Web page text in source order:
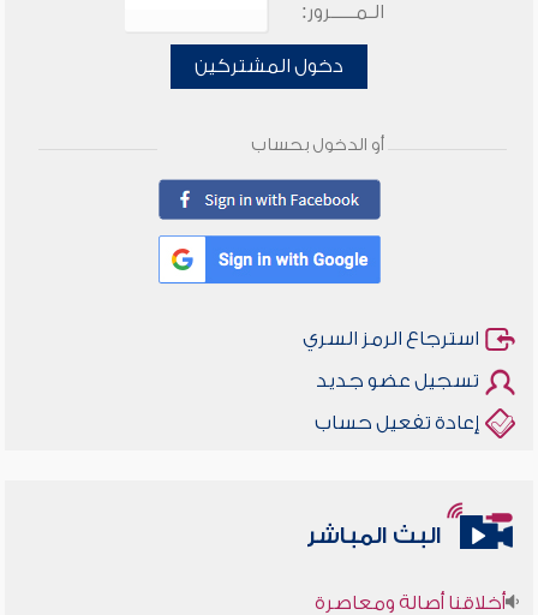
الـمـــــرور:
دخول المشتركين
أو الدخول بحساب
استرجاع الرمز السري
تسجيل عضو جديد
إعادة تفعيل حساب
البث المباشر